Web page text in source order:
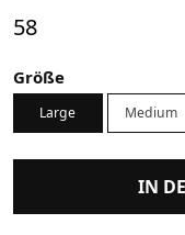
58
Größe
Large Medium
IN